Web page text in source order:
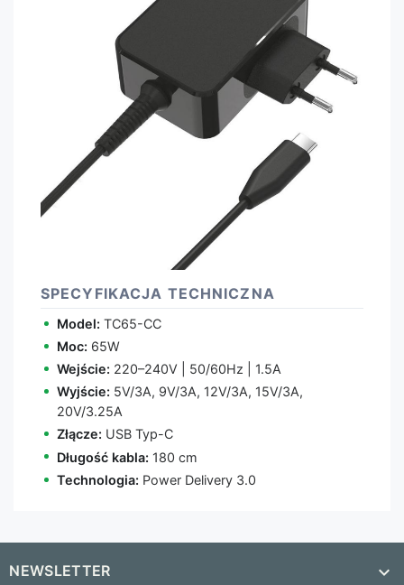
SPECYFIKACJA TECHNICZNA
Model: TC65-CC
Moc: 65W
Wejście: 220–240V | 50/60Hz | 1.5A
Wyjście: 5V/3A, 9V/3A, 12V/3A, 15V/3A,
20V/3.25A
Złącze: USB Typ-C
Długość kabla: 180 cm
Technologia: Power Delivery 3.0
NEWSLETTER 